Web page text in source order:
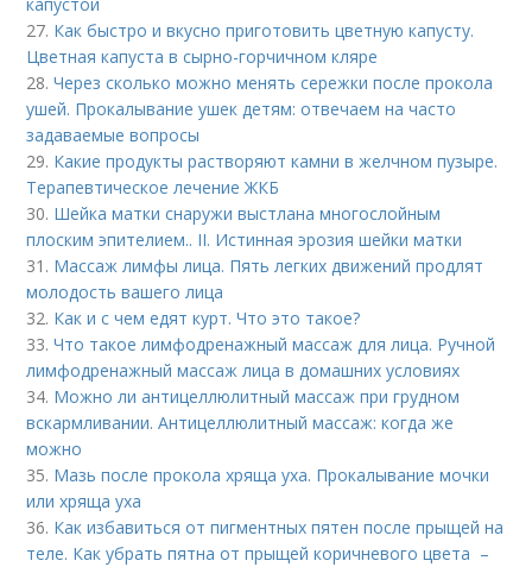
капустой
27. Как быстро и вкусно приготовить цветную капусту.
Цветная капуста в сырно-горчичном кляре
28.Через сколько можно менять сережки после прокола
ушей. Прокалывание ушек детям: отвечаем на часто
задаваемые вопросы
29. Какие продукты растворяют камни в желчном пузыре.
Терапевтическое лечение ЖКБ
30. Шейка матки снаружи выстлана многослойным
плоским эпителием.. II. Истинная эрозия шейки матки
31. Массаж лимфы лица. Пять легких движений продлят
молодость вашего лица
32. Как и с чем едят курт. Что это такое?
33.Что такое лимфодренажный массаж для лица. Ручной
лимфодренажный массаж лица в домашних условиях
34. Можно ли антицеллюлитный массаж при грудном
вскармливании. Антицеллюлитный массаж: когда же
можно
35. Мазь после прокола хряща уха. Прокалывание мочки
или хряща уха
36. Как избавиться от пигментных пятен после прыщей на
теле. Как убрать пятна от прыщей коричневого цвета –